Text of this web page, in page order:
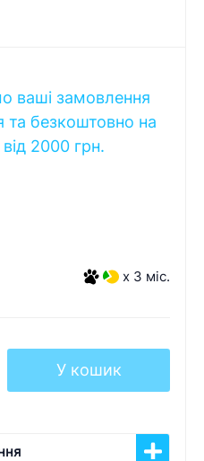
ваші замовлення
та безкоштовно на
2000 грн.
x 3 міс.
У кошик